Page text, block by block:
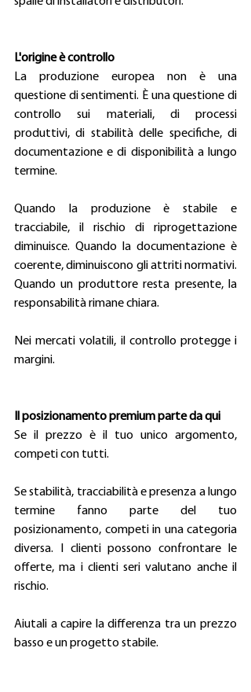
L'origine è controllo
La produzione europea non è una
questione di sentimenti. È una questione di
controllo sui materiali, di processi
produttivi, di stabilità delle specifiche, di
documentazione e di disponibilità a lungo
termine.
Quando la produzione è stabile e
tracciabile, il rischio di riprogettazione
diminuisce. Quando la documentazione è
coerente, diminuiscono gli attriti normativi.
Quando un produttore resta presente, la
responsabilità rimane chiara.
Nei mercati volatili, il controllo protegge i
margini.
Il posizionamento premium parte da qui
Se il prezzo è il tuo unico argomento,
competi con tutti.
Se stabilità, tracciabilità e presenza a lungo
termine fanno parte del tuo
posizionamento, competi in una categoria
diversa. I clienti possono confrontare le
offerte, ma i clienti seri valutano anche il
rischio.
Aiutali a capire la differenza tra un prezzo
basso e un progetto stabile.